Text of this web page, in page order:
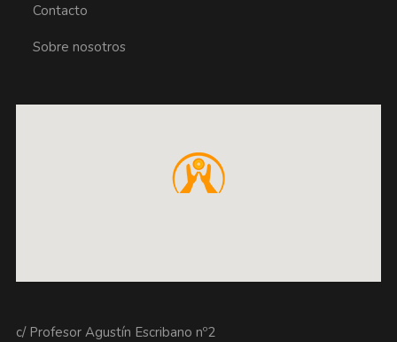
Contacto
Sobre nosotros
c/ Profesor Agustín Escribano nº2